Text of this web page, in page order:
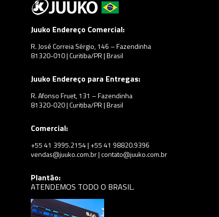
Juuko Endereço Comercial:
R. José Correia Sérgio, 146 – Fazendinha
81320-010 | Curitiba/PR | Brasil
Juuko Endereço para Entregas:
R. Afonso Fruet, 131 – Fazendinha
81320-020 | Curitiba/PR | Brasil
Comercial:
+55 41 3995.2154 | +55 41 98820.9396
vendas@juuko.com.br | contato@juuko.com.br
Plantão:
ATENDEMOS TODO O BRASIL.